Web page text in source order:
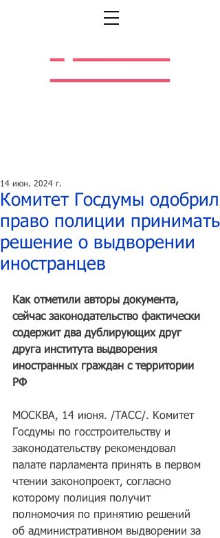
Комитет Госдумы одобрил
право полиции принимать
решение о выдворении
иностранцев
14 июн. 2024 г.
Как отметили авторы документа,
сейчас законодательство фактически
содержит два дублирующих друг
друга института выдворения
иностранных граждан с территории
РФ
МОСКВА, 14 июня. /ТАСС/. Комитет
Госдумы по госстроительству и
законодательству рекомендовал
палате парламента принять в первом
чтении законопроект, согласно
которому полиция получит
полномочия по принятию решений
об административном выдворении за